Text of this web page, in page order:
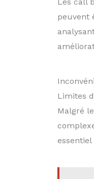
peuvent
Limites
Malgré